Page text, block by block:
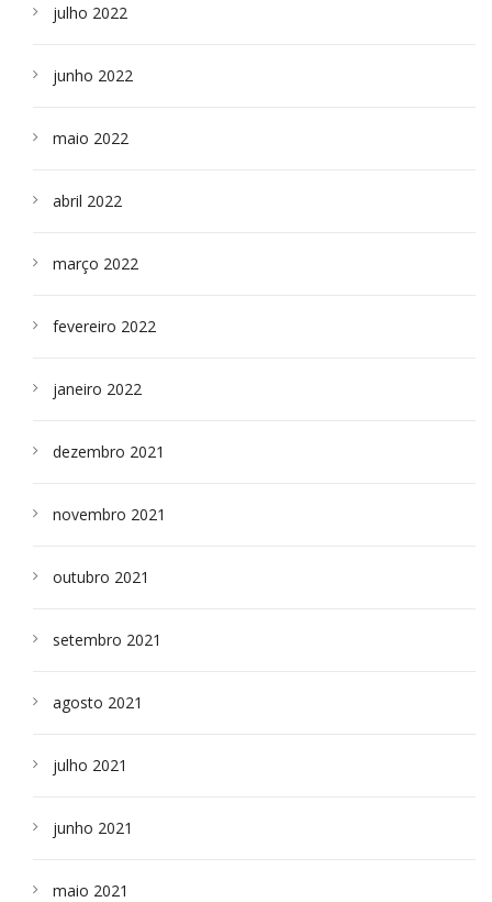
julho 2022
junho 2022
maio 2022
abril 2022
março 2022
fevereiro 2022
janeiro 2022
dezembro 2021
novembro 2021
outubro 2021
setembro 2021
agosto 2021
julho 2021
junho 2021
maio 2021